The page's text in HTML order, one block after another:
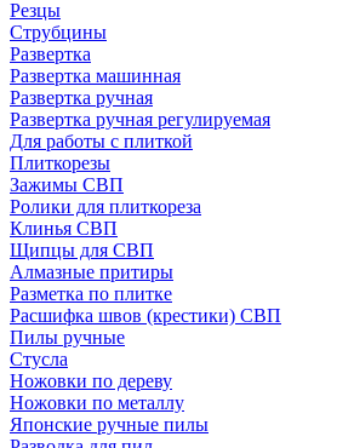
Резцы
Струбцины
Развертка
Развертка машинная
Развертка ручная
Развертка ручная регулируемая
Для работы с плиткой
Плиткорезы
Зажимы СВП
Ролики для плиткореза
Клинья СВП
Щипцы для СВП
Алмазные притиры
Разметка по плитке
Расшифка швов (крестики) СВП
Пилы ручные
Стусла
Ножовки по дереву
Ножовки по металлу
Японские ручные пилы